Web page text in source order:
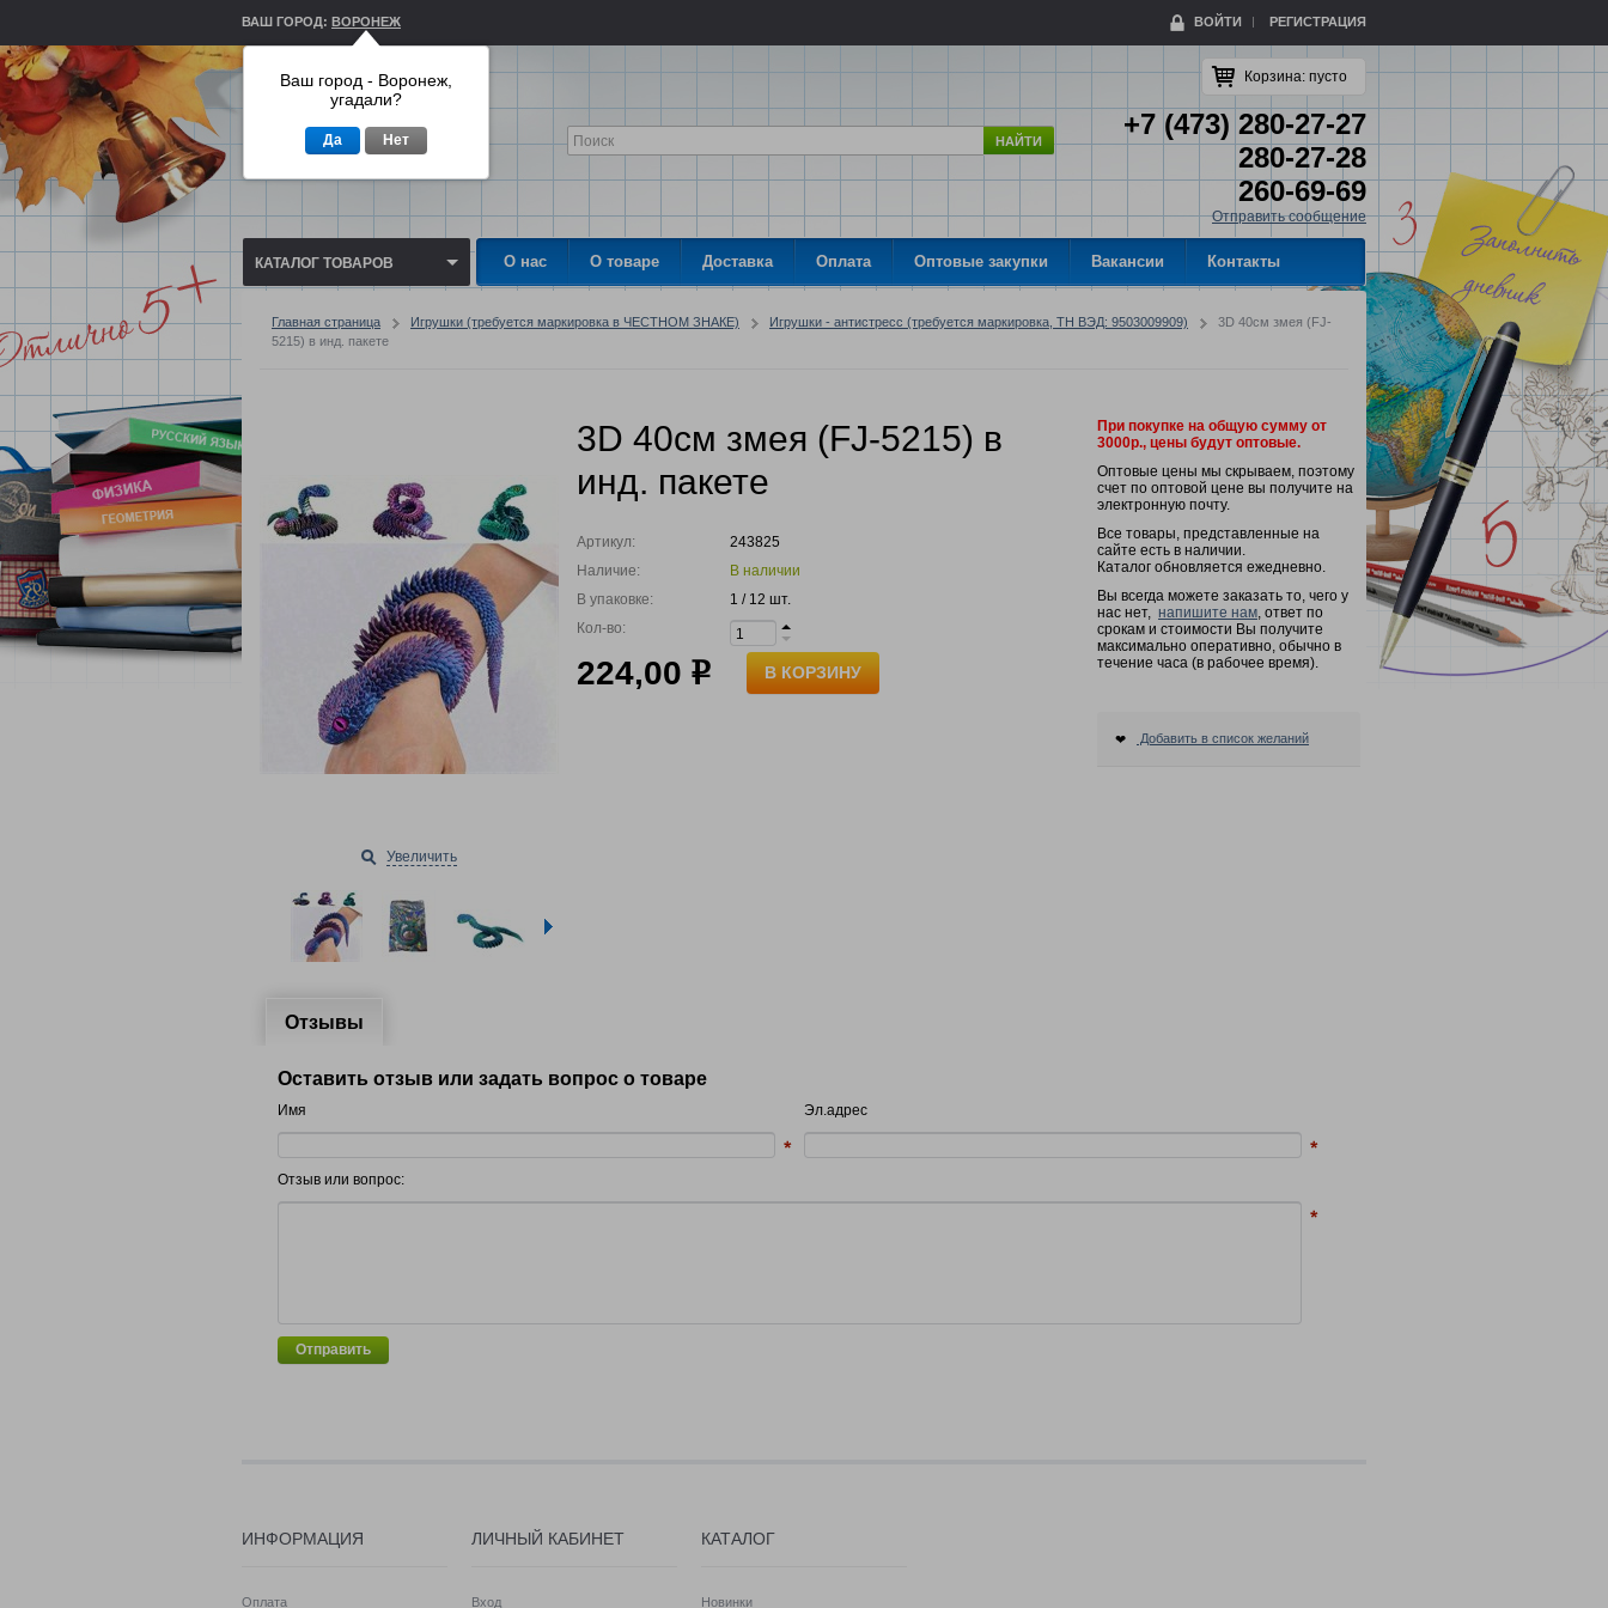
ВАШ ГОРОД: ВОРОНЕЖ ВОЙТИ РЕГИСТРАЦИЯ
НАЙТИ
Корзина: пусто
+7 (473) 280-27-27
280-27-28
260-69-69
Отправить сообщение
КАТАЛОГ ТОВАРОВ О нас О товаре Доставка Оплата Оптовые закупки Вакансии Контакты
Главная страница Игрушки (требуется маркировка в ЧЕСТНОМ ЗНАКЕ) Игрушки - антистресс (требуется маркировка, ТН ВЭД: 9503009909)
3D 40см змея (FJ-
5215) в инд. пакете
Увеличить
3D 40см змея (FJ-5215) в
инд. пакете
Артикул:
243825
Наличие:
В наличии
В упаковке:
1 / 12 шт.
Кол-во:
224,00 р В КОРЗИНУ
При покупке на общую сумму от
3000р., цены будут оптовые.
Оптовые цены мы скрываем, поэтому
счет по оптовой цене вы получите на
электронную почту.
Все товары, представленные на
сайте есть в наличии.
Каталог обновляется ежедневно.
Вы всегда можете заказать то, чего у
нас нет, напишите нам, ответ по
срокам и стоимости Вы получите
максимально оперативно, обычно в
течение часа (в рабочее время).
Добавить в список желаний
Отзывы
Оставить отзыв или задать вопрос о товаре
Имя Эл.адрес
Отзыв или вопрос:
Отправить
ИНФОРМАЦИЯ
Оплата
ЛИЧНЫЙ КАБИНЕТ
Вход
КАТАЛОГ
Новинки
Ваш город - Воронеж,
угадали?
Да Нет